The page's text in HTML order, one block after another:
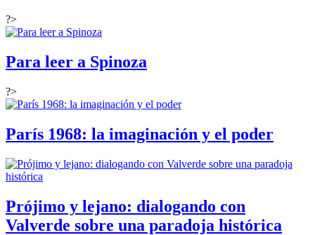
?>
Para leer a Spinoza
?>
París 1968: la imaginación y el poder
Prójimo y lejano: dialogando con
Valverde sobre una paradoja histórica